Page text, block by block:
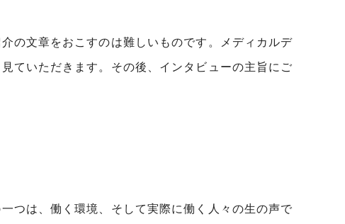
の文章をおこすのは難しいものです。メディカルデ
ていただきます。その後、インタビューの主旨にご
つは、働く環境、そして実際に働く人々の生の声で